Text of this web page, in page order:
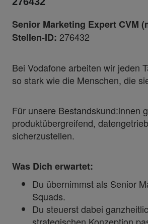
Senior Marketing Expert CVM
Stellen-ID: 276432
Bei Vodafone arbeiten wir jeden
so stark wie die Menschen, die
Für unsere Bestandskund:innen
produktübergreifend,
sicherzustellen.
Was Dich erwartet:
Du übernimmst als Senior
Squads.
Du steuerst dabei